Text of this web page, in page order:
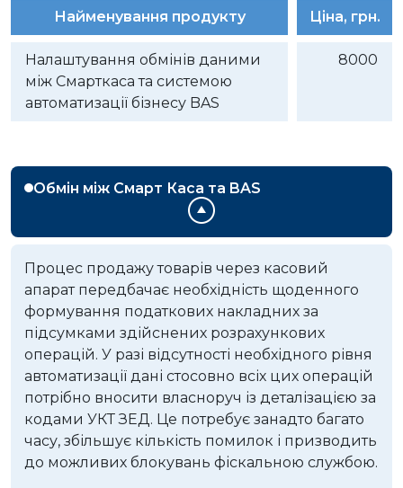
Найменування продукту Ціна, грн.
Налаштування обмінів даними
між Смарткаса та системою
автоматизації бізнесу BAS
8000
Обмін між Смарт Каса та BAS
Процес продажу товарів через касовий
апарат передбачає необхідність щоденного
формування податкових накладних за
підсумками здійснених розрахункових
операцій. У разі відсутності необхідного рівня
автоматизації дані стосовно всіх цих операцій
потрібно вносити власноруч із деталізацією за
кодами УКТ ЗЕД. Це потребує занадто багато
часу, збільшує кількість помилок і призводить
до можливих блокувань фіскальною службою.